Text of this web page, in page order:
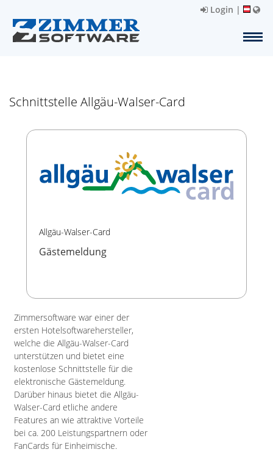
Login |
Schnittstelle Allgäu-Walser-Card
Allgäu-Walser-Card
Gästemeldung
Zimmersoftware war einer der
ersten Hotelsoftwarehersteller,
welche die Allgäu-Walser-Card
unterstützen und bietet eine
kostenlose Schnittstelle für die
elektronische Gästemeldung.
Darüber hinaus bietet die Allgäu-
Walser-Card etliche andere
Features an wie attraktive Vorteile
bei ca. 200 Leistungspartnern oder
FanCards für Einheimische.